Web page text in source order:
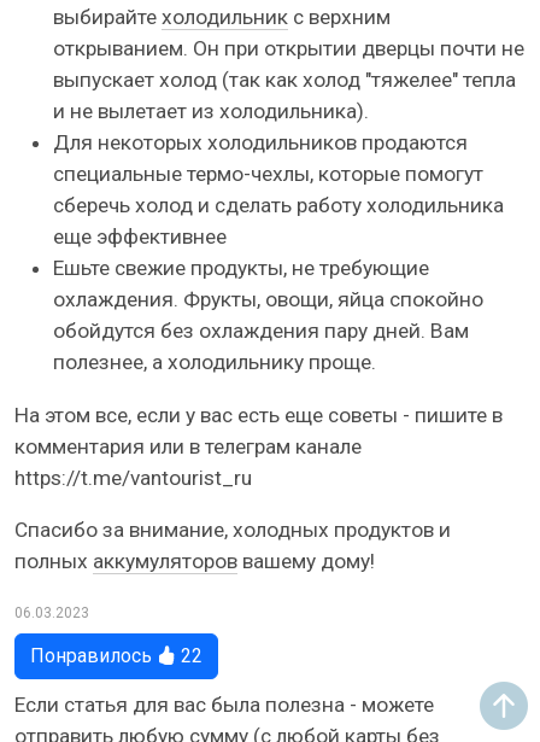
выбирайте холодильник с верхним
открыванием. Он при открытии дверцы почти не
выпускает холод (так как холод "тяжелее" тепла
и не вылетает из холодильника).
Для некоторых холодильников продаются
специальные термо-чехлы, которые помогут
сберечь холод и сделать работу холодильника
еще эффективнее
Ешьте свежие продукты, не требующие
охлаждения. Фрукты, овощи, яйца спокойно
обойдутся без охлаждения пару дней. Вам
полезнее, а холодильнику проще.
На этом все, если у вас есть еще советы - пишите в
комментария или в телеграм канале
https://t.me/vantourist_ru
Спасибо за внимание, холодных продуктов и
полных аккумуляторов вашему дому!
06.03.2023
Понравилось 22
Если статья для вас была полезна - можете
отправить любую сумму (с любой карты без